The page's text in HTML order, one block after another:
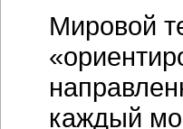
Мировой
каждый